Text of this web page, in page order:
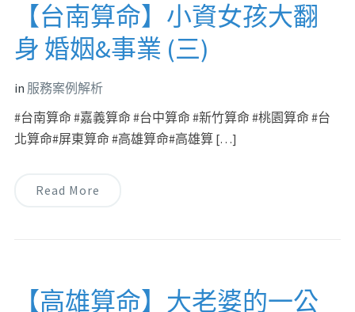
【台南算命】小資女孩大翻
身 婚姻&事業 (三)
in 服務案例解析
#台南算命 #嘉義算命 #台中算命 #新竹算命 #桃園算命 #台
北算命#屏東算命 #高雄算命#高雄算 […]
Read More
【高雄算命】大老婆的一公